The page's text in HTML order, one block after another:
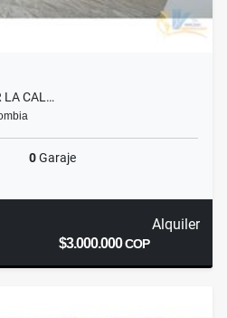
LA CAL…
0Garaje
Alquiler
$3.000.000COP